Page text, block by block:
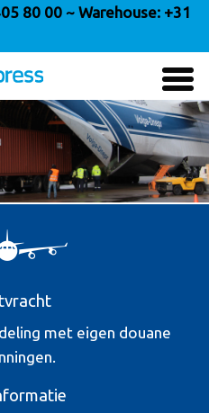
80 00 ~ Warehouse: +31
met eigen douane